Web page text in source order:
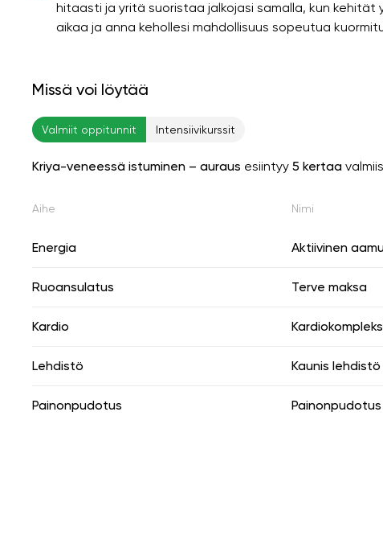
hitaasti ja yritä suoristaa jalkojasi samalla, kun
aikaa ja anna kehollesi mahdollisuus sopeutua
Missä voi löytää
Valmiit oppitunnit Intensiivikurssit
Kriya-veneessä istuminen – auraus esiintyy 5 kertaa
Aihe Nimi
Energia Aktiivinen
Ruoansulatus Terve maksa
Kardio
Lehdistö Kaunis lehdistö
Painonpudotus Painonpudotus